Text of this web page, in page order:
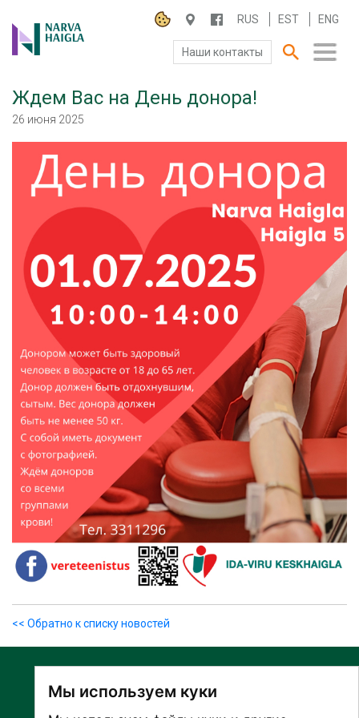
Мы используем куки
RUS EST ENG
Наши контакты
О БОЛЬНИЦЕ
ПАЦИЕНТАМ И ПОСЕТИТЕЛЯМ
ПАРТНЕРУ ПО СОТРУДНИЧЕСТВУ
РАБОТА И ПРАКТИКА
Ждем Вас на День донора!
26 июня 2025
<< Обратно к списку новостей